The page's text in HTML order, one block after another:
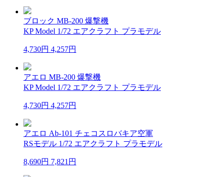
ブロック MB-200 爆撃機
KP Model 1/72 エアクラフト プラモデル
4,730円 4,257円
アエロ MB-200 爆撃機
KP Model 1/72 エアクラフト プラモデル
4,730円 4,257円
アエロ Ab-101 チェコスロバキア空軍
RSモデル 1/72 エアクラフト プラモデル
8,690円 7,821円